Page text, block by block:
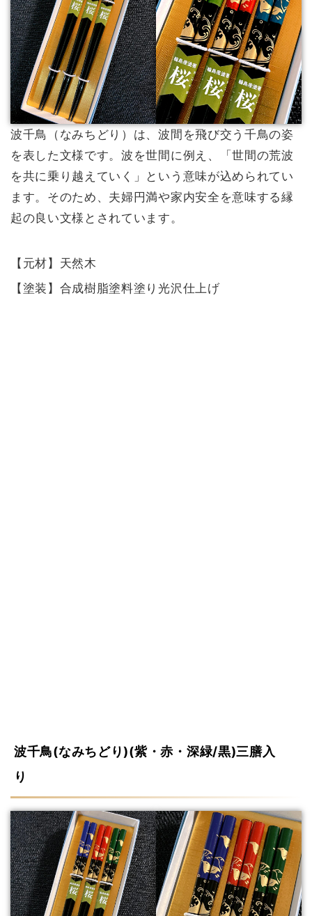
波千鳥（なみちどり）は、波間を飛び交う千鳥の姿
を表した文様です。波を世間に例え、「世間の荒波
を共に乗り越えていく」という意味が込められてい
ます。そのため、夫婦円満や家内安全を意味する縁
起の良い文様とされています。
【元材】天然木
【塗装】合成樹脂塗料塗り光沢仕上げ
波千鳥(なみちどり)(紫・赤・深緑/黒)三膳入
り